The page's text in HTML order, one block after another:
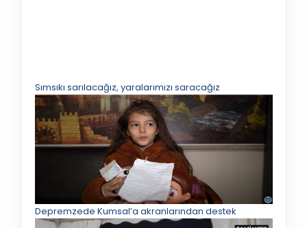
Sımsıkı sarılacağız, yaralarımızı saracağız
Depremzede Kumsal’a akranlarından destek